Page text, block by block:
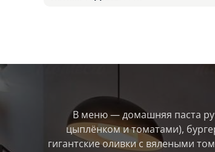
В меню — домашняя паста
цыплёнком и томатами),
гигантские оливки с вялеными